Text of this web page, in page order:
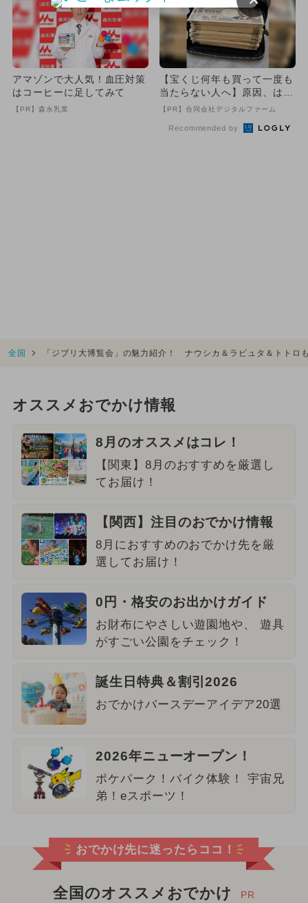
アマゾンで大人気！血圧対策
はコーヒーに足してみて
【PR】森永乳業
【宝くじ何年も買って一度も
当たらない人へ】原因、はっ
きりしてます
【PR】合同会社デジタルファーム
Recommended by
全国 「ジブリ大博覧会」の魅力紹介！ ナウシカ＆ラピュタ＆トトロ
オススメおでかけ情報
8月のオススメはコレ！
【関東】8月のおすすめを厳選し
てお届け！
【関西】注目のおでかけ情報
8月におすすめのおでかけ先を厳
選してお届け！
0円・格安のお出かけガイド
お財布にやさしい遊園地や、 遊具
がすごい公園をチェック！
誕生日特典＆割引2026
おでかけバースデーアイデア20選
2026年ニューオープン！
ポケパーク！バイク体験！ 宇宙兄
弟！eスポーツ！
おでかけ先に迷ったらココ！
全国のオススメおでかけ PR